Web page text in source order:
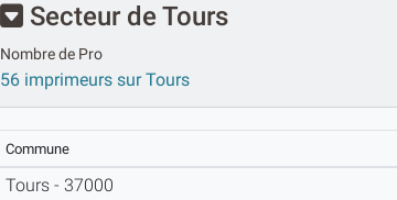
Secteur de Tours
Nombre de Pro
56 imprimeurs sur Tours
Commune
Tours - 37000